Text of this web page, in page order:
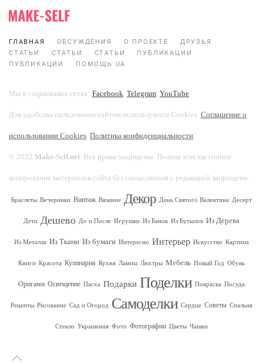
ГЛАВНАЯ ОБСУЖДЕНИЯ О ПРОЕКТЕ
ДРУЗЬЯ
СТАТЬИ
СТАТЬИ СТАТЬИ
ПУБЛИКАЦИИ
ПУБЛИКАЦИИ
ПОМОЩЬ UA
Мы в социальных сетях: Facebook, Telegram, YouTube.
Для удобства пользования сайтом используются Cookies. Соглашение о
использовании Cookies. Политика конфиденциальности.
© 2022 Make-Self.net. Все права защищены. Полное или частичное
копирование материалов сайта без согласования с редакцией запрещено.
Браслеты Вечеринки Винтаж Вязание Декор День Святого Валентина Десерт
Дети Дешево До и После Игрушки Из Банок Из Бутылок Из Дерева
Из Металла Из Ткани Из бумаги Интересно Интерьер Искусство Картина
Книги Красота Кулинария Кухня Лампы Люстры Мебель Новый Год Обувь
Оригами Освещение Пасха Подарки Поделки Покраска Посуда
Рецепты Рисование Сад и Огород Самоделки Сердце Советы Спальня
Стекло Украшения Фото Фотографии Цветы Чашки